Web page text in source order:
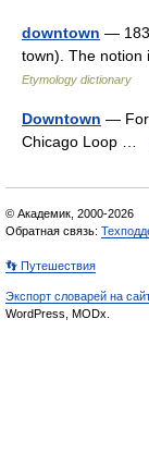
downtown —
town). The
Etymology dictionary
Downtown — For
Chicago Loop …
© Академик, 2000-2026
Обратная связь:
👣 Путешествия
Экспорт словарей на
WordPress, MODx.